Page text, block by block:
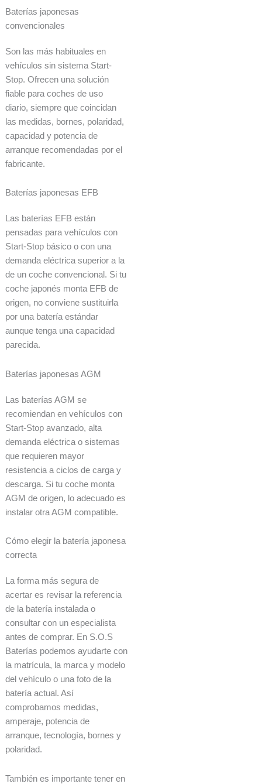
Baterías japonesas
convencionales
Son las más habituales en
vehículos sin sistema Start-
Stop. Ofrecen una solución
fiable para coches de uso
diario, siempre que coincidan
las medidas, bornes, polaridad,
capacidad y potencia de
arranque recomendadas por el
fabricante.
Baterías japonesas EFB
Las baterías EFB están
pensadas para vehículos con
Start-Stop básico o con una
demanda eléctrica superior a la
de un coche convencional. Si tu
coche japonés monta EFB de
origen, no conviene sustituirla
por una batería estándar
aunque tenga una capacidad
parecida.
Baterías japonesas AGM
Las baterías AGM se
recomiendan en vehículos con
Start-Stop avanzado, alta
demanda eléctrica o sistemas
que requieren mayor
resistencia a ciclos de carga y
descarga. Si tu coche monta
AGM de origen, lo adecuado es
instalar otra AGM compatible.
Cómo elegir la batería japonesa
correcta
La forma más segura de
acertar es revisar la referencia
de la batería instalada o
consultar con un especialista
antes de comprar. En S.O.S
Baterías podemos ayudarte con
la matrícula, la marca y modelo
del vehículo o una foto de la
batería actual. Así
comprobamos medidas,
amperaje, potencia de
arranque, tecnología, bornes y
polaridad.
También es importante tener en